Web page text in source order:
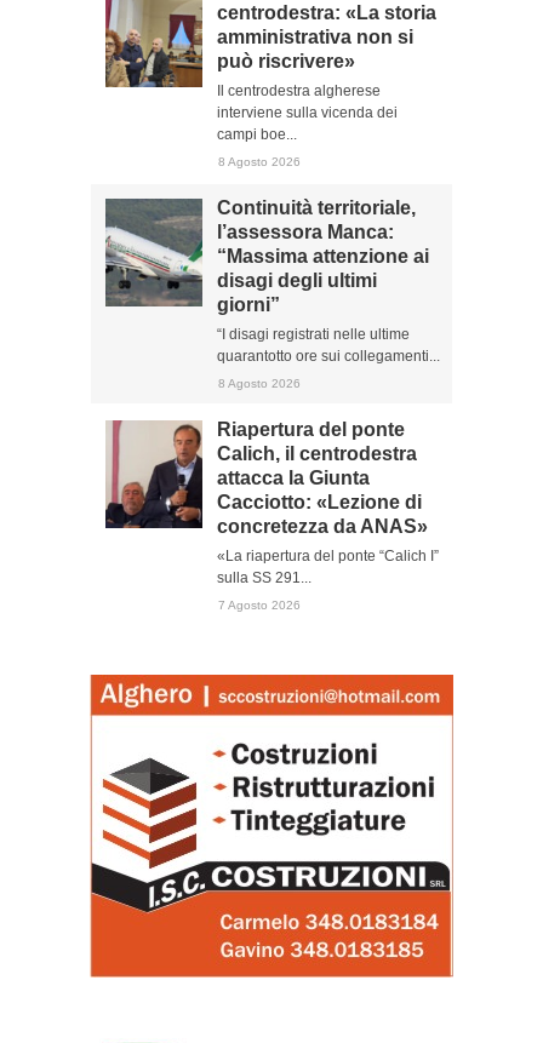
centrodestra: «La storia
amministrativa non si
può riscrivere»
Il centrodestra algherese
interviene sulla vicenda dei
campi boe...
8 Agosto 2026
Continuità territoriale,
l’assessora Manca:
“Massima attenzione ai
disagi degli ultimi
giorni”
“I disagi registrati nelle ultime
quarantotto ore sui collegamenti...
8 Agosto 2026
Riapertura del ponte
Calich, il centrodestra
attacca la Giunta
Cacciotto: «Lezione di
concretezza da ANAS»
«La riapertura del ponte “Calich I”
sulla SS 291...
7 Agosto 2026